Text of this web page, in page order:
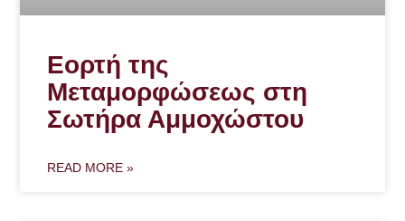
Εορτή της
Μεταμορφώσεως στη
Σωτήρα Αμμοχώστου
READ MORE »